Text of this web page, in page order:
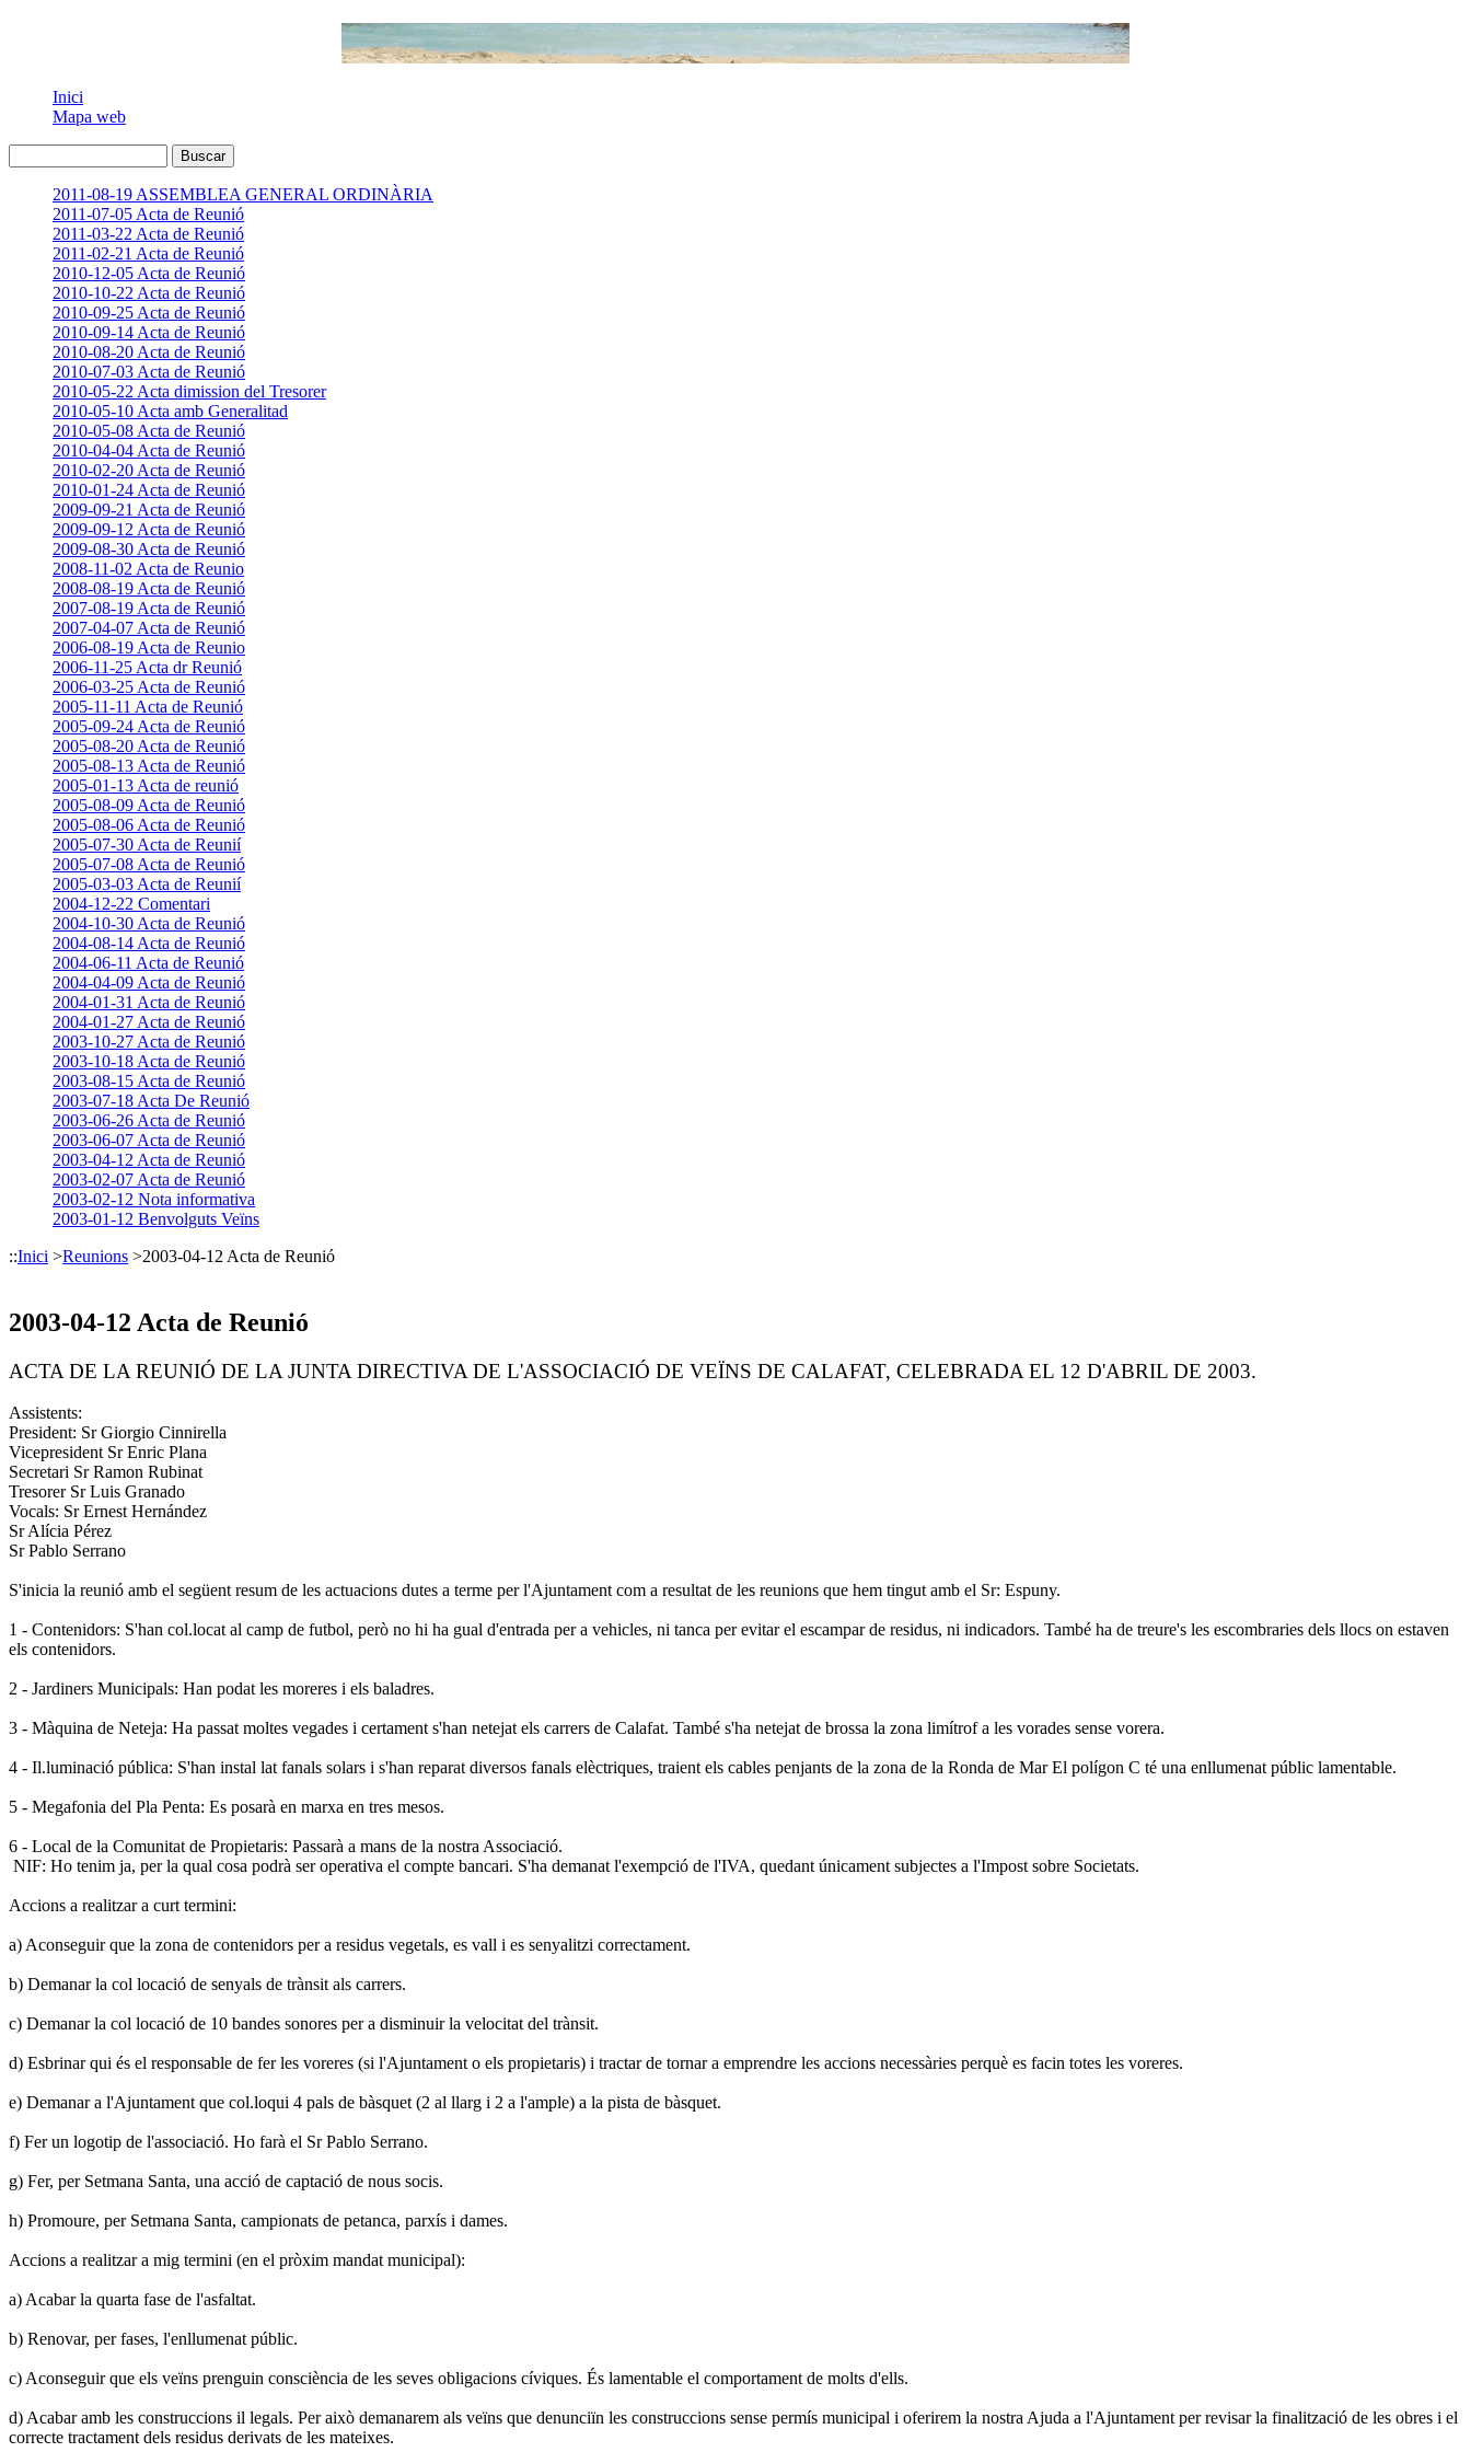
Inici
Mapa web
2011-08-19 ASSEMBLEA GENERAL ORDINÀRIA
2011-07-05 Acta de Reunió
2011-03-22 Acta de Reunió
2011-02-21 Acta de Reunió
2010-12-05 Acta de Reunió
2010-10-22 Acta de Reunió
2010-09-25 Acta de Reunió
2010-09-14 Acta de Reunió
2010-08-20 Acta de Reunió
2010-07-03 Acta de Reunió
2010-05-22 Acta dimission del Tresorer
2010-05-10 Acta amb Generalitad
2010-05-08 Acta de Reunió
2010-04-04 Acta de Reunió
2010-02-20 Acta de Reunió
2010-01-24 Acta de Reunió
2009-09-21 Acta de Reunió
2009-09-12 Acta de Reunió
2009-08-30 Acta de Reunió
2008-11-02 Acta de Reunio
2008-08-19 Acta de Reunió
2007-08-19 Acta de Reunió
2007-04-07 Acta de Reunió
2006-08-19 Acta de Reunio
2006-11-25 Acta dr Reunió
2006-03-25 Acta de Reunió
2005-11-11 Acta de Reunió
2005-09-24 Acta de Reunió
2005-08-20 Acta de Reunió
2005-08-13 Acta de Reunió
2005-01-13 Acta de reunió
2005-08-09 Acta de Reunió
2005-08-06 Acta de Reunió
2005-07-30 Acta de Reunií
2005-07-08 Acta de Reunió
2005-03-03 Acta de Reunií
2004-12-22 Comentari
2004-10-30 Acta de Reunió
2004-08-14 Acta de Reunió
2004-06-11 Acta de Reunió
2004-04-09 Acta de Reunió
2004-01-31 Acta de Reunió
2004-01-27 Acta de Reunió
2003-10-27 Acta de Reunió
2003-10-18 Acta de Reunió
2003-08-15 Acta de Reunió
2003-07-18 Acta De Reunió
2003-06-26 Acta de Reunió
2003-06-07 Acta de Reunió
2003-04-12 Acta de Reunió
2003-02-07 Acta de Reunió
2003-02-12 Nota informativa
2003-01-12 Benvolguts Veïns
::Inici >Reunions >2003-04-12 Acta de Reunió
2003-04-12 Acta de Reunió
ACTA DE LA REUNIÓ DE LA JUNTA DIRECTIVA DE L'ASSOCIACIÓ DE VEÏNS DE CALAFAT, CELEBRADA EL 12 D'ABRIL DE 2003.
Assistents:
President: Sr Giorgio Cinnirella
Vicepresident Sr Enric Plana
Secretari Sr Ramon Rubinat
Tresorer Sr Luis Granado
Vocals: Sr Ernest Hernández
Sr Alícia Pérez
Sr Pablo Serrano
S'inicia la reunió amb el següent resum de les actuacions dutes a terme per l'Ajuntament com a resultat de les reunions que hem tingut amb el Sr: Espuny.
1 - Contenidors: S'han col.locat al camp de futbol, però no hi ha gual d'entrada per a vehicles, ni tanca per evitar el escampar de residus, ni indicadors. També ha de treure's les escombraries dels llocs on estaven
els contenidors.
2 - Jardiners Municipals: Han podat les moreres i els baladres.
3 - Màquina de Neteja: Ha passat moltes vegades i certament s'han netejat els carrers de Calafat. També s'ha netejat de brossa la zona limítrof a les vorades sense vorera.
4 - Il.luminació pública: S'han instal lat fanals solars i s'han reparat diversos fanals elèctriques, traient els cables penjants de la zona de la Ronda de Mar El polígon C té una enllumenat públic lamentable.
5 - Megafonia del Pla Penta: Es posarà en marxa en tres mesos.
6 - Local de la Comunitat de Propietaris: Passarà a mans de la nostra Associació.
NIF: Ho tenim ja, per la qual cosa podrà ser operativa el compte bancari. S'ha demanat l'exempció de l'IVA, quedant únicament subjectes a l'Impost sobre Societats.
Accions a realitzar a curt termini:
a) Aconseguir que la zona de contenidors per a residus vegetals, es vall i es senyalitzi correctament.
b) Demanar la col locació de senyals de trànsit als carrers.
c) Demanar la col locació de 10 bandes sonores per a disminuir la velocitat del trànsit.
d) Esbrinar qui és el responsable de fer les voreres (si l'Ajuntament o els propietaris) i tractar de tornar a emprendre les accions necessàries perquè es facin totes les voreres.
e) Demanar a l'Ajuntament que col.loqui 4 pals de bàsquet (2 al llarg i 2 a l'ample) a la pista de bàsquet.
f) Fer un logotip de l'associació. Ho farà el Sr Pablo Serrano.
g) Fer, per Setmana Santa, una acció de captació de nous socis.
h) Promoure, per Setmana Santa, campionats de petanca, parxís i dames.
Accions a realitzar a mig termini (en el pròxim mandat municipal):
a) Acabar la quarta fase de l'asfaltat.
b) Renovar, per fases, l'enllumenat públic.
c) Aconseguir que els veïns prenguin consciència de les seves obligacions cíviques. És lamentable el comportament de molts d'ells.
d) Acabar amb les construccions il legals. Per això demanarem als veïns que denunciïn les construccions sense permís municipal i oferirem la nostra Ajuda a l'Ajuntament per revisar la finalització de les obres i el
correcte tractament dels residus derivats de les mateixes.